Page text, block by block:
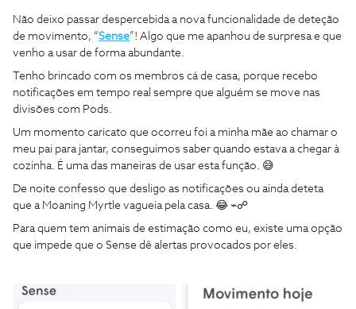
Não deixo passar despercebida a nova funcionalidade de deteção
de movimento, “Sense”! Algo que me apanhou de surpresa e que
venho a usar de forma abundante.
Tenho brincado com os membros cá de casa, porque recebo
notificações em tempo real sempre que alguém se move nas
divisões com Pods.
Um momento caricato que ocorreu foi a minha mãe ao chamar o
meu pai para jantar, conseguimos saber quando estava a chegar à
cozinha. É uma das maneiras de usar esta função. 😅
De noite confesso que desligo as notificações ou ainda deteta
que a Moaning Myrtle vagueia pela casa. 😂 ⌁☍
Para quem tem animais de estimação como eu, existe uma opção
que impede que o Sense dê alertas provocados por eles.